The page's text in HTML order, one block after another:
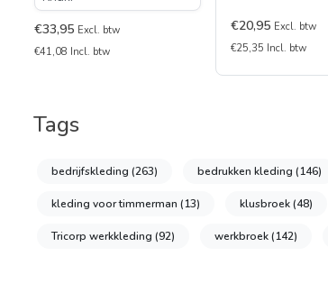
€33,95 Excl. btw
€41,08 Incl. btw
€20,95 Excl. btw
€25,35 Incl. btw
Tags
bedrijfskleding (263) bedrukken kleding (146)
kleding voor timmerman (13) klusbroek(48)
Tricorp werkkleding (92) werkbroek(142)